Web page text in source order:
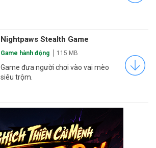
Nightpaws Stealth Game
Game hành động 115 MB
Game đưa người chơi vào vai mèo
siêu trộm.